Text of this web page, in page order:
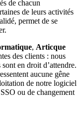
de chacun
de leurs activités
permet de se
, Articque
des clients : nous
sont en droit d’attendre.
aucune gêne
de notre logiciel
ou de changement